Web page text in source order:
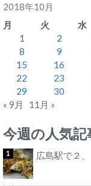
2018年10月
月
火 水
1
2
8
9
15
16
22
23
29
30
« 9月
11月 »
今週の人気記
広島駅で２